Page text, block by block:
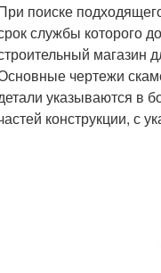
поиске
службы которого
магазин
чертежи
указываются в
конструкции, с